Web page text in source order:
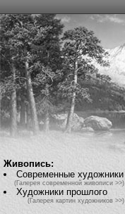
Живопись:
Современные художники
(Галерея современной живописи >>)
Художники прошлого
(Галерея картин художников >>)